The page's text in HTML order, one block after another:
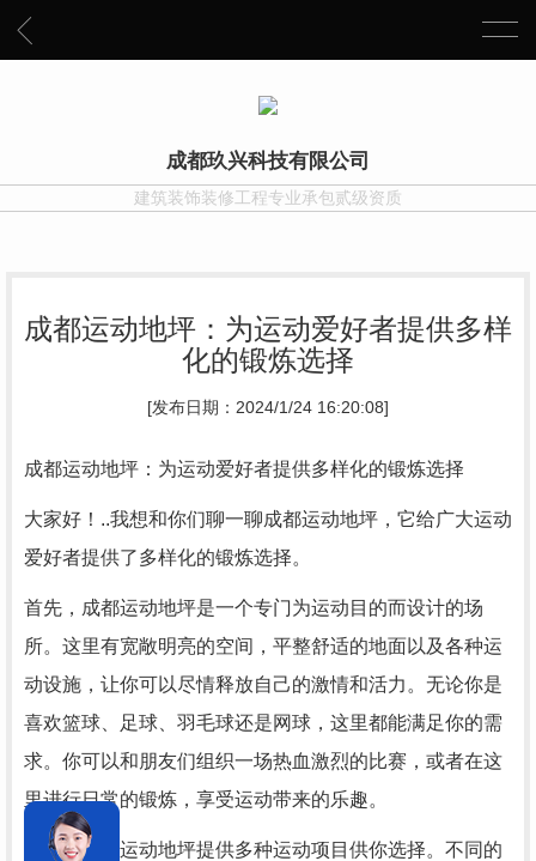
成都玖兴科技有限公司
建筑装饰装修工程专业承包贰级资质
成都运动地坪：为运动爱好者提供多样
化的锻炼选择
[发布日期：2024/1/24 16:20:08]
成都运动地坪：为运动爱好者提供多样化的锻炼选择
大家好！..我想和你们聊一聊成都运动地坪，它给广大运动
爱好者提供了多样化的锻炼选择。
首先，成都运动地坪是一个专门为运动目的而设计的场
所。这里有宽敞明亮的空间，平整舒适的地面以及各种运
动设施，让你可以尽情释放自己的激情和活力。无论你是
喜欢篮球、足球、羽毛球还是网球，这里都能满足你的需
求。你可以和朋友们组织一场热血激烈的比赛，或者在这
里进行日常的锻炼，享受运动带来的乐趣。
其次，成都运动地坪提供多种运动项目供你选择。不同的